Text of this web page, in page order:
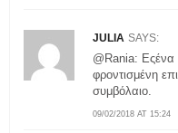
JULIA SAYS:
09/02/2018 AT 15:24
@Rania:
φροντισμένη
συμβόλαιο.